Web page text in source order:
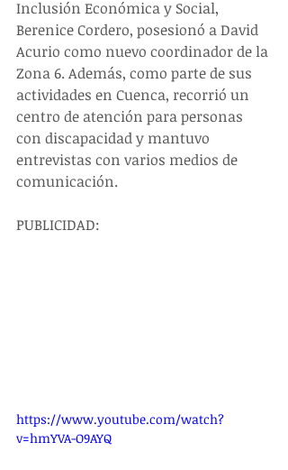
Inclusión Económica y Social,
Berenice Cordero, posesionó a David
Acurio como nuevo coordinador de la
Zona 6. Además, como parte de sus
actividades en Cuenca, recorrió un
centro de atención para personas
con discapacidad y mantuvo
entrevistas con varios medios de
comunicación.
PUBLICIDAD:
https://www.youtube.com/watch?
v=hmYVA-O9AYQ